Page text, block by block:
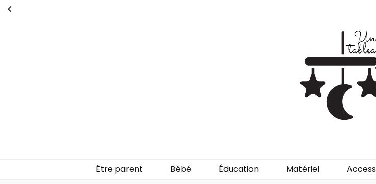
Être parent Bébé Éducation Matériel